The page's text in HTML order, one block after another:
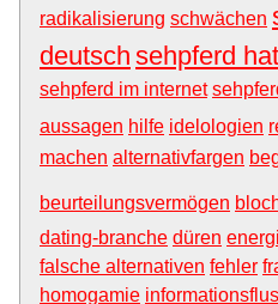
radikalisierung schwächen
deutsch sehpferd
sehpferd im internet
aussagen hilfe idelologien
machen alternativfargen
beurteilungsvermögen
dating-branche düren
falsche alternativen fehler
homogamie